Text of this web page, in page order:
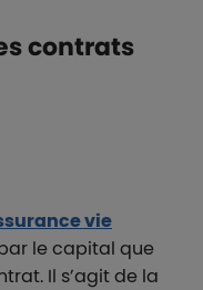
contrats
vie
le capital que
Il s’agit de la